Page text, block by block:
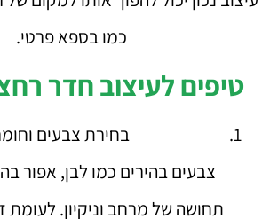
כמו בספא פרטי.
טיפים לעיצוב חדר
בחירת צבעים
צבעים בהירים כמו לבן, אפור
תחושה של מרחב וניקיון. לעומת